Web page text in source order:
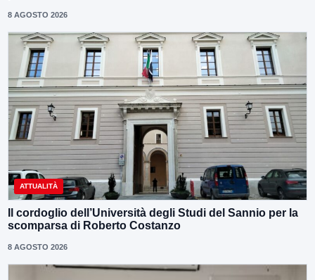
8 AGOSTO 2026
ATTUALITÀ
Il cordoglio dell’Università degli Studi del Sannio per la
scomparsa di Roberto Costanzo
8 AGOSTO 2026